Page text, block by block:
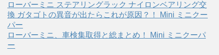
ローバーミニ ステアリングラック ナイロンベアリング交
換 ガタゴトの異音が出たらこれが原因？！ Mini ミニクー
パー
ローバーミニ、車検集取得と総まとめ！ Mini ミニクーパ
ー